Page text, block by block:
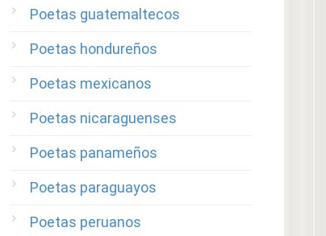
Poetas guatemaltecos
Poetas hondureños
Poetas mexicanos
Poetas nicaraguenses
Poetas panameños
Poetas paraguayos
Poetas peruanos